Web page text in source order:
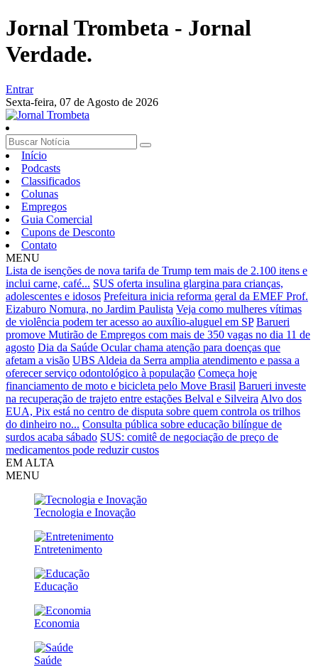
Jornal Trombeta - Jornal
Verdade.
Entrar
Sexta-feira, 07 de Agosto de 2026
Início
Podcasts
Classificados
Colunas
Empregos
Guia Comercial
Cupons de Desconto
Contato
MENU
Lista de isenções de nova tarifa de Trump tem mais de 2.100 itens e
inclui carne, café... SUS oferta insulina glargina para crianças,
adolescentes e idosos Prefeitura inicia reforma geral da EMEF Prof.
Eizaburo Nomura, no Jardim Paulista Veja como mulheres vítimas
de violência podem ter acesso ao auxílio-aluguel em SP Barueri
promove Mutirão de Empregos com mais de 350 vagas no dia 11 de
agosto Dia da Saúde Ocular chama atenção para doenças que
afetam a visão UBS Aldeia da Serra amplia atendimento e passa a
oferecer serviço odontológico à população Começa hoje
financiamento de moto e bicicleta pelo Move Brasil Barueri investe
na recuperação de trajeto entre estações Belval e Silveira Alvo dos
EUA, Pix está no centro de disputa sobre quem controla os trilhos
do dinheiro no... Consulta pública sobre educação bilíngue de
surdos acaba sábado SUS: comitê de negociação de preço de
medicamentos pode reduzir custos
EM ALTA
MENU
Tecnologia e Inovação
Entretenimento
Educação
Economia
Saúde